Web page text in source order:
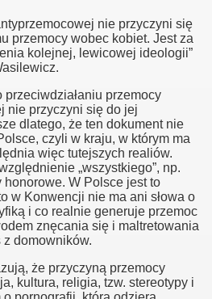
nie przyczyni się
przemocy wobec kobiet. Jest za
kolejnej, lewicowej ideologii”
przeciwdziałaniu przemocy
nie przyczyni się do jej
dlatego, że ten dokument nie
czyli w kraju, w którym ma
więc tutejszych realiów.
„wszystkiego”, np.
W Polsce jest to
w Konwencji nie ma ani słowa o
i co realnie generuje przemoc
znęcania się i maltretowania
domowników.
że przyczyną przemocy
kultura, religia, tzw. stereotypy i